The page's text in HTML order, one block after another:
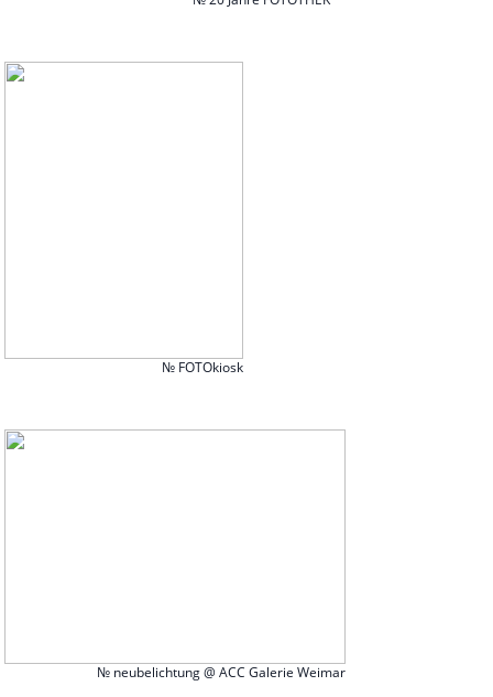
№ FOTOkiosk
№ neubelichtung @ ACC Galerie Weimar